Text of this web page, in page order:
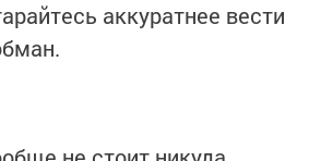
аккуратнее вести